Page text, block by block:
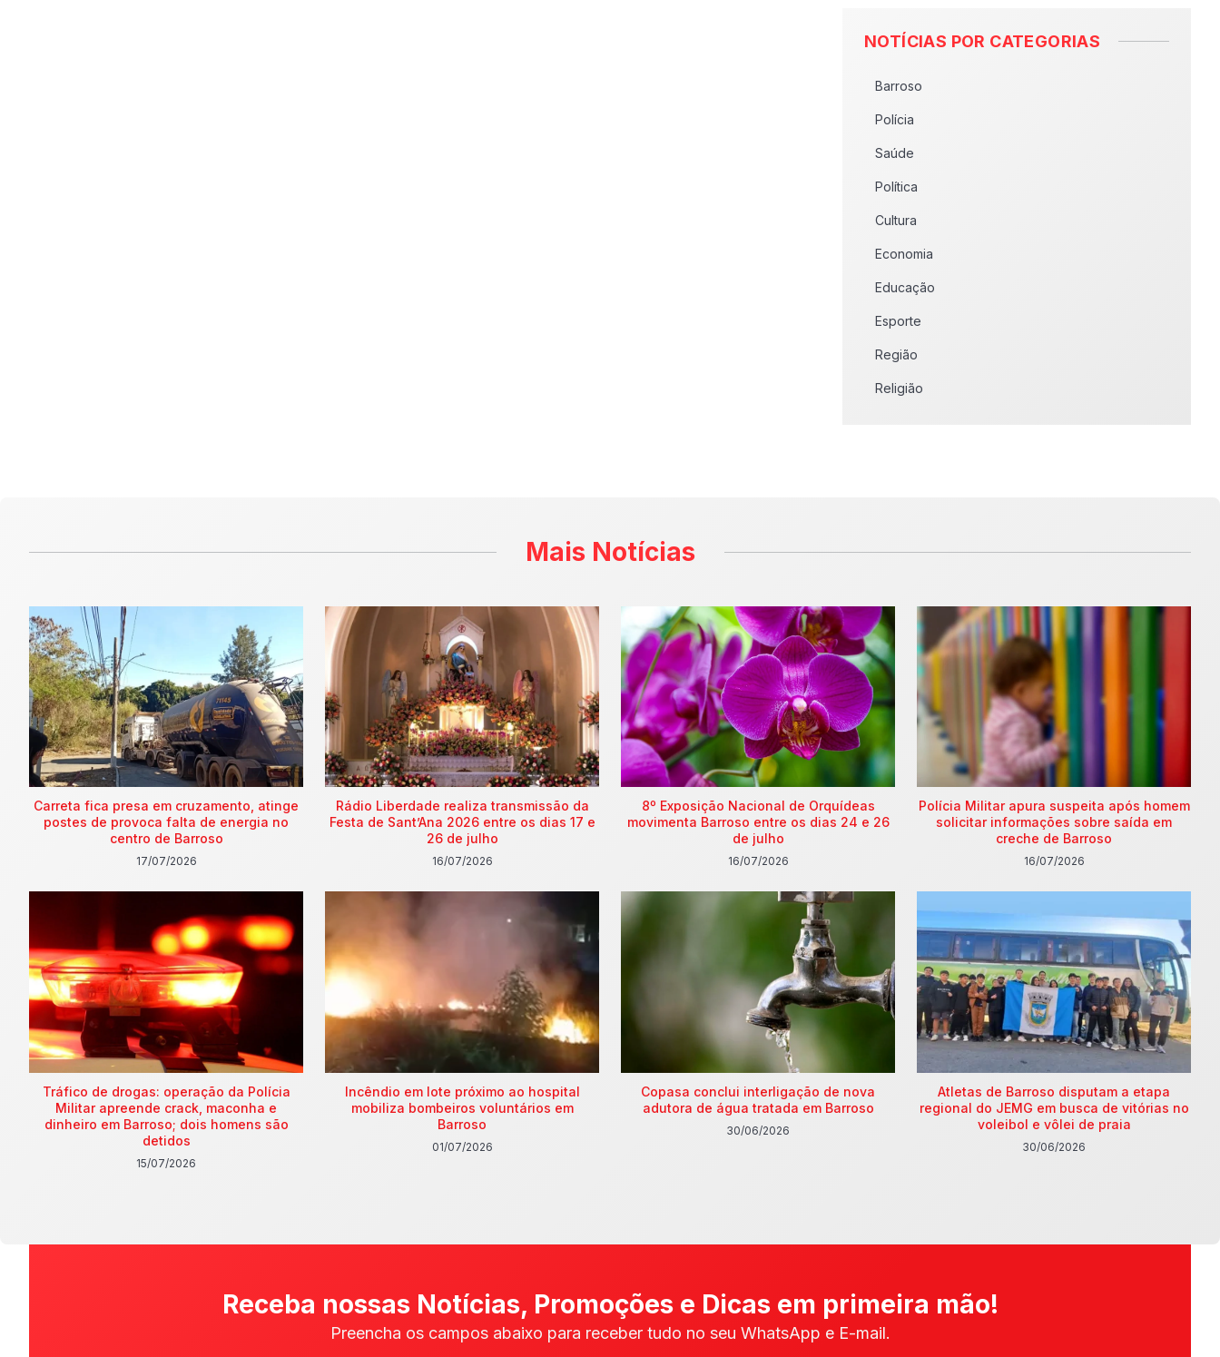
NOTÍCIAS POR CATEGORIAS
Barroso
Polícia
Saúde
Política
Cultura
Economia
Educação
Esporte
Região
Religião
Mais Notícias
Carreta fica presa em cruzamento, atinge
postes de provoca falta de energia no
centro de Barroso
17/07/2026
Rádio Liberdade realiza transmissão da
Festa de Sant’Ana 2026 entre os dias 17 e
26 de julho
16/07/2026
8º Exposição Nacional de Orquídeas
movimenta Barroso entre os dias 24 e 26
de julho
16/07/2026
Polícia Militar apura suspeita após homem
solicitar informações sobre saída em
creche de Barroso
16/07/2026
Tráfico de drogas: operação da Polícia
Militar apreende crack, maconha e
dinheiro em Barroso; dois homens são
detidos
15/07/2026
Incêndio em lote próximo ao hospital
mobiliza bombeiros voluntários em
Barroso
01/07/2026
Copasa conclui interligação de nova
adutora de água tratada em Barroso
30/06/2026
Atletas de Barroso disputam a etapa
regional do JEMG em busca de vitórias no
voleibol e vôlei de praia
30/06/2026
Receba nossas Notícias, Promoções e Dicas em primeira mão!
Preencha os campos abaixo para receber tudo no seu WhatsApp e E-mail.